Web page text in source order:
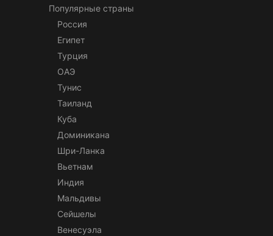
Популярные страны
Россия
Египет
Турция
ОАЭ
Тунис
Таиланд
Куба
Доминикана
Шри-Ланка
Вьетнам
Индия
Мальдивы
Сейшелы
Венесуэла